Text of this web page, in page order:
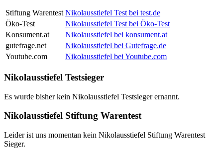
Stiftung Warentest Nikolausstiefel Test bei test.de
Öko-Test
Nikolausstiefel Test bei Öko-Test
Konsument.at
Nikolausstiefel bei konsument.at
gutefrage.net
Nikolausstiefel bei Gutefrage.de
Youtube.com
Nikolausstiefel bei Youtube.com
Nikolausstiefel Testsieger
Es wurde bisher kein Nikolausstiefel Testsieger ernannt.
Nikolausstiefel Stiftung Warentest
Leider ist uns momentan kein Nikolausstiefel Stiftung Warentest
Sieger.